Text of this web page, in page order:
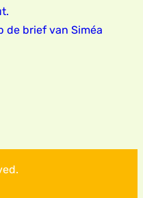
de brief van Siméa